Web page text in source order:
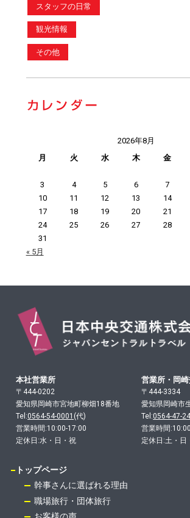
スタッフの日常
観光情報
その他
2026年8月
月
火 水 木 金
3
4 5 6 7
10
11 12 13 14
17
18 19 20 21
24
25 26 27 28
31
« 5月
本社営業所
〒444-0202
愛知県岡崎市宮地町柳畑18番地
Tel:0564-54-0001 (代)
営業時間:10:00-17:00
定休日:水・日・祝
営業所・岡
〒444-3334
愛知県岡崎市
Tel:0564-47-
営業時間
定休日:土・日
トップページ
幹事さんに選ばれる理由
職場旅行・団体旅行